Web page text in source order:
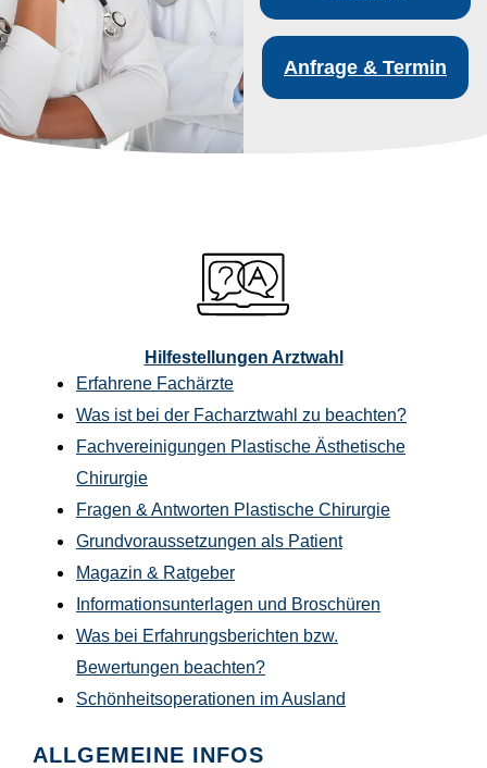
Anfrage & Termin
Hilfestellungen Arztwahl
Erfahrene Fachärzte
Was ist bei der Facharztwahl zu beachten?
Fachvereinigungen Plastische Ästhetische
Chirurgie
Fragen & Antworten Plastische Chirurgie
Grundvoraussetzungen als Patient
Magazin & Ratgeber
Informationsunterlagen und Broschüren
Was bei Erfahrungsberichten bzw.
Bewertungen beachten?
Schönheitsoperationen im Ausland
ALLGEMEINE INFOS